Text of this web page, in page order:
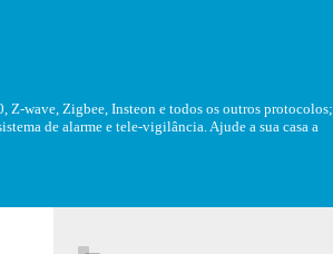
Z-wave, Zigbee, Insteon e todos os outros protocolos;
de alarme e tele-vigilância. Ajude a sua casa a